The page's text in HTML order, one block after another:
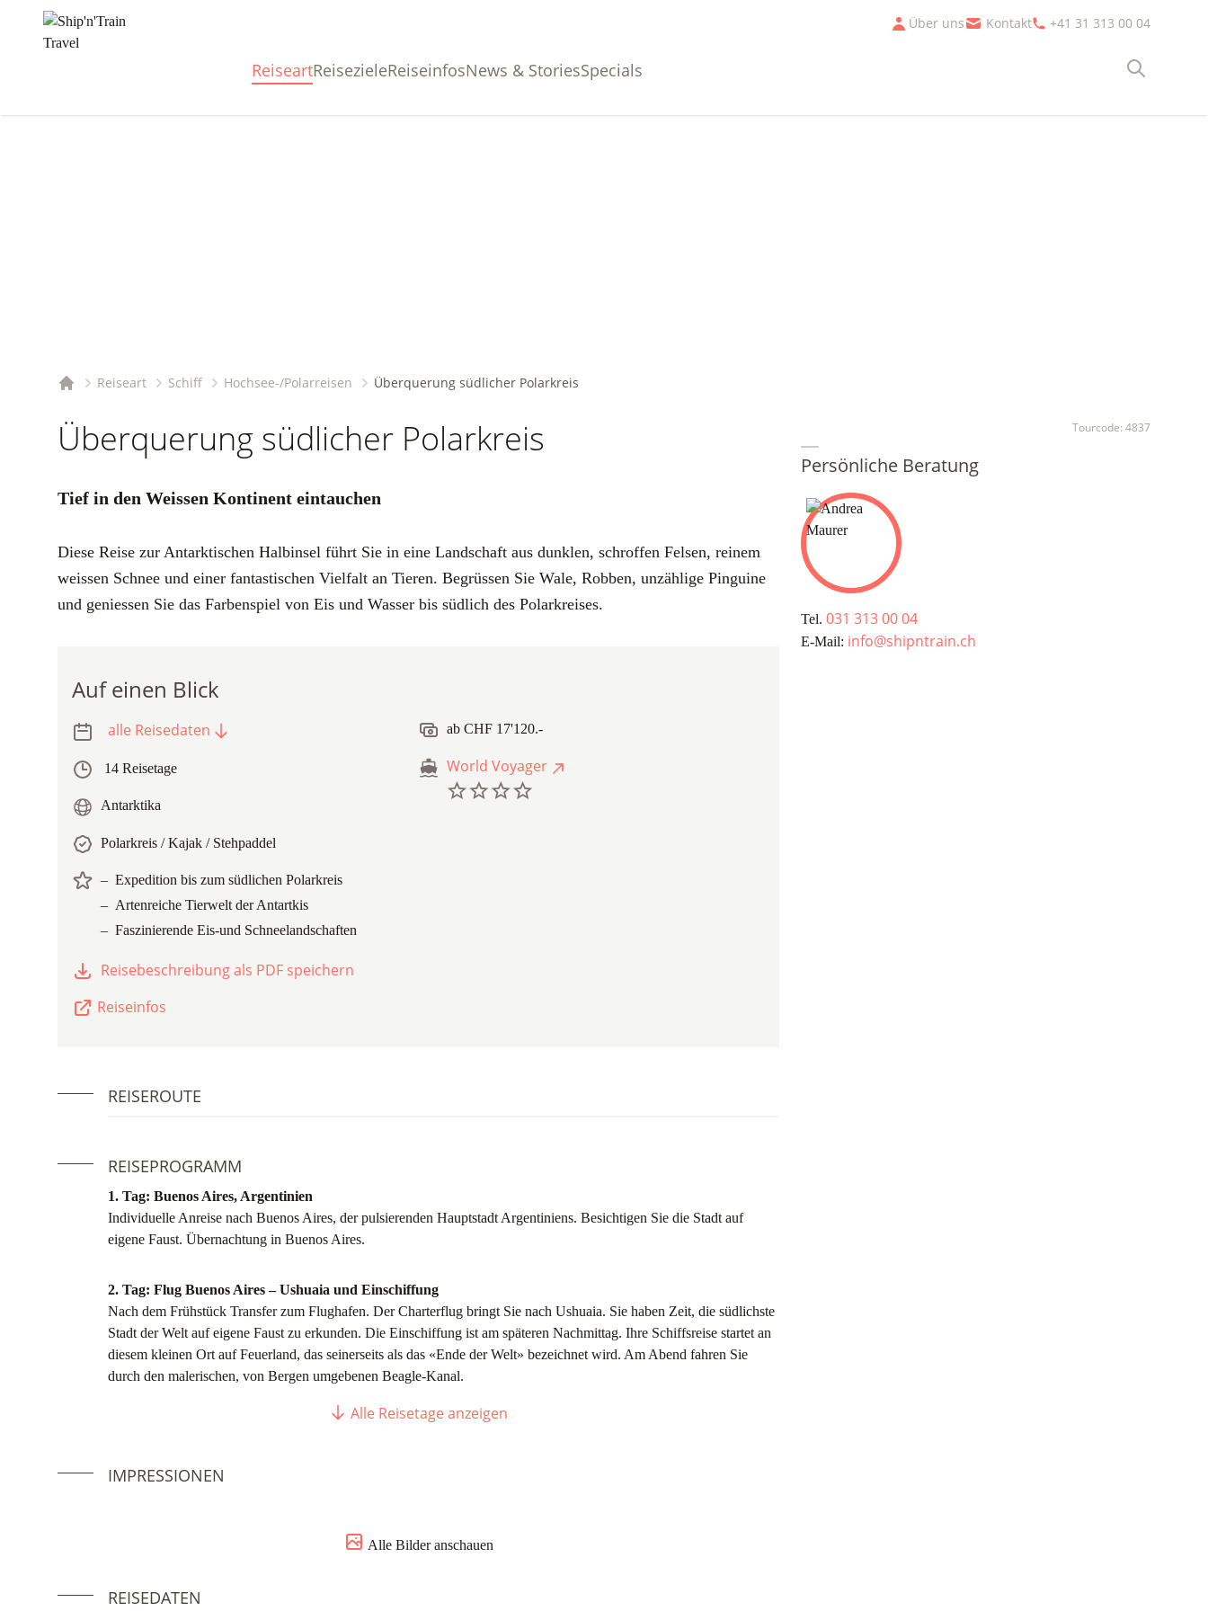
Über uns Kontakt +41 31 313 00 04
ReiseartReisezieleReiseinfosNews & StoriesSpecials Suche
Reiseart Schiff Hochsee-/Polarreisen Überquerung südlicher Polarkreis
Überquerung südlicher Polarkreis
Tief in den Weissen Kontinent eintauchen
Diese Reise zur Antarktischen Halbinsel führt Sie in eine Landschaft aus dunklen, schroffen Felsen, reinem
weissen Schnee und einer fantastischen Vielfalt an Tieren. Begrüssen Sie Wale, Robben, unzählige Pinguine
und geniessen Sie das Farbenspiel von Eis und Wasser bis südlich des Polarkreises.
Auf einen Blick
alle Reisedaten
14 Reisetage
Antarktika
Polarkreis / Kajak / Stehpaddel
ab CHF 17'120.-
World Voyager
Expedition bis zum südlichen Polarkreis
Artenreiche Tierwelt der Antartkis
Faszinierende Eis-und Schneelandschaften
Reisebeschreibung als PDF speichern
Reiseinfos
REISEROUTE
REISEPROGRAMM
1. Tag: Buenos Aires, Argentinien
Individuelle Anreise nach Buenos Aires, der pulsierenden Hauptstadt Argentiniens. Besichtigen Sie die Stadt auf
eigene Faust. Übernachtung in Buenos Aires.
2. Tag: Flug Buenos Aires – Ushuaia und Einschiffung
Nach dem Frühstück Transfer zum Flughafen. Der Charterflug bringt Sie nach Ushuaia. Sie haben Zeit, die südlichste
Stadt der Welt auf eigene Faust zu erkunden. Die Einschiffung ist am späteren Nachmittag. Ihre Schiffsreise startet an
diesem kleinen Ort auf Feuerland, das seinerseits als das «Ende der Welt» bezeichnet wird. Am Abend fahren Sie
durch den malerischen, von Bergen umgebenen Beagle-Kanal.
zuerst dieser unwirklichen Regionen trotzten: vielleicht weht Ihnen eine steife Brise an Deck entgegen, oder Sie
Blausturmvögel und Antarktissturmvögel sind nur einige der Vögel, die Sie sehen können.
Alle Reisetage anzeigen
IMPRESSIONEN
Alle Bilder anschauen
REISEDATEN
Tourcode: 4837
Persönliche Beratung
Tel. 031 313 00 04
E-Mail: info@shipntrain.ch